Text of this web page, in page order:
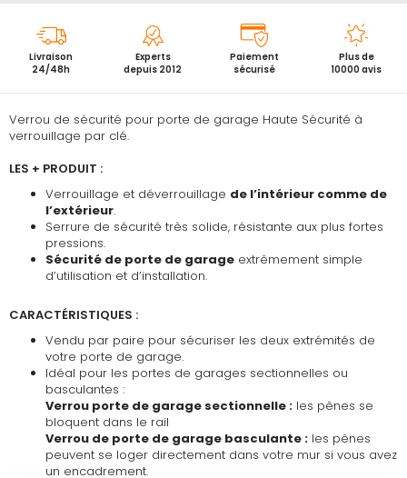
Verrou de sécurité pour porte de garage Haute Sécurité à
verrouillage par clé.
LES + PRODUIT :
Verrouillage et déverrouillage de l’intérieur comme de
l’extérieur.
Serrure de sécurité très solide, résistante aux plus fortes
pressions.
Sécurité de porte de garage extrêmement simple
d’utilisation et d’installation.
CARACTÉRISTIQUES :
Vendu par paire pour sécuriser les deux extrémités de
votre porte de garage.
Idéal pour les portes de garages sectionnelles ou
basculantes :
Verrou porte de garage sectionnelle : les pênes se
bloquent dans le rail
Verrou de porte de garage basculante : les pênes
peuvent se loger directement dans votre mur si vous avez
un encadrement.
Livraison
24/48h
Experts
depuis 2012
Paiement
sécurisé
Plus de
10000 avis